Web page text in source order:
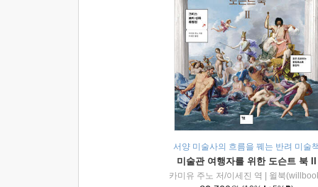
서양 미술사의 흐름을 꿰는 반려 미술
미술관 여행자를 위한 도슨트 북 II
카미유 주노 저/이세진 역
윌북